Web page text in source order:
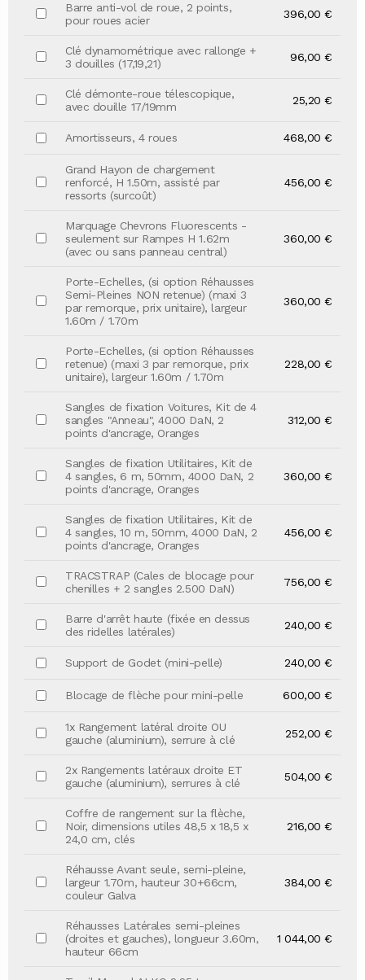
Barre anti-vol de roue, 2 points,
pour roues acier
396,00 €
Clé dynamométrique avec rallonge +
3 douilles (17,19,21)
96,00 €
Clé démonte-roue télescopique,
avec douille 17/19mm
25,20 €
Amortisseurs, 4 roues 468,00 €
Grand Hayon de chargement
renforcé, H 1.50m, assisté par
ressorts (surcoût)
456,00 €
Marquage Chevrons Fluorescents -
seulement sur Rampes H 1.62m
(avec ou sans panneau central)
360,00 €
Porte-Echelles, (si option Réhausses
Semi-Pleines NON retenue) (maxi 3
par remorque, prix unitaire), largeur
1.60m / 1.70m
360,00 €
Porte-Echelles, (si option Réhausses
retenue) (maxi 3 par remorque, prix
unitaire), largeur 1.60m / 1.70m
228,00 €
Sangles de fixation Voitures, Kit de 4
sangles "Anneau", 4000 DaN, 2
points d'ancrage, Oranges
312,00 €
Sangles de fixation Utilitaires, Kit de
4 sangles, 6 m, 50mm, 4000 DaN, 2
points d'ancrage, Oranges
360,00 €
Sangles de fixation Utilitaires, Kit de
4 sangles, 10 m, 50mm, 4000 DaN, 2
points d'ancrage, Oranges
456,00 €
TRACSTRAP (Cales de blocage pour
chenilles + 2 sangles 2.500 DaN)
756,00 €
Barre d'arrêt haute (fixée en dessus
des ridelles latérales)
240,00 €
Support de Godet (mini-pelle) 240,00 €
Blocage de flèche pour mini-pelle 600,00 €
1x Rangement latéral droite OU
gauche (aluminium), serrure à clé
252,00 €
2x Rangements latéraux droite ET
gauche (aluminium), serrures à clé
504,00 €
Coffre de rangement sur la flèche,
Noir, dimensions utiles 48,5 x 18,5 x
24,0 cm, clés
216,00 €
Réhausse Avant seule, semi-pleine,
largeur 1.70m, hauteur 30+66cm,
couleur Galva
384,00 €
Réhausses Latérales semi-pleines
(droites et gauches), longueur 3.60m,
hauteur 66cm
1 044,00 €